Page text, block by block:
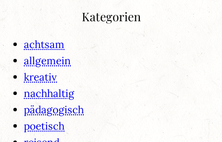
Kategorien
achtsam
allgemein
kreativ
nachhaltig
pädagogisch
poetisch